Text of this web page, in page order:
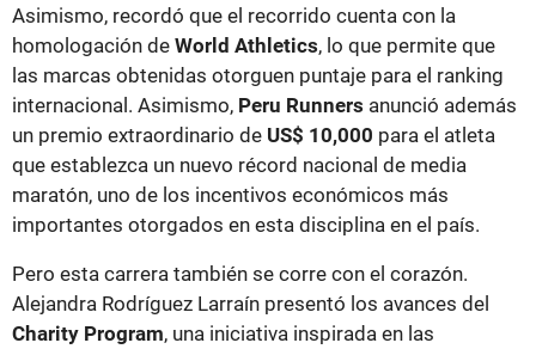
Asimismo, recordó que el recorrido cuenta con la
homologación de World Athletics, lo que permite que
las marcas obtenidas otorguen puntaje para el ranking
internacional. Asimismo, Peru Runners anunció además
un premio extraordinario de US$ 10,000 para el atleta
que establezca un nuevo récord nacional de media
maratón, uno de los incentivos económicos más
importantes otorgados en esta disciplina en el país.
Pero esta carrera también se corre con el corazón.
Alejandra Rodríguez Larraín presentó los avances del
Charity Program, una iniciativa inspirada en las